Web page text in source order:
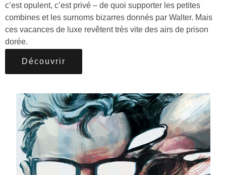
c’est opulent, c’est privé – de quoi supporter les petites
combines et les surnoms bizarres donnés par Walter. Mais
ces vacances de luxe revêtent très vite des airs de prison
dorée.
Découvrir